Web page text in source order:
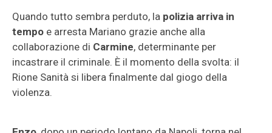
Quando tutto sembra perduto, la polizia arriva in
tempo e arresta Mariano grazie anche alla
collaborazione di Carmine, determinante per
incastrare il criminale. È il momento della svolta: il
Rione Sanità si libera finalmente dal giogo della
violenza.